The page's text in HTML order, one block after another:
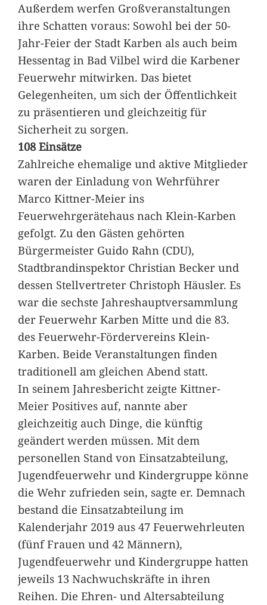
Außerdem werfen Großveranstaltungen
ihre Schatten voraus: Sowohl bei der 50-
Jahr-Feier der Stadt Karben als auch beim
Hessentag in Bad Vilbel wird die Karbener
Feuerwehr mitwirken. Das bietet
Gelegenheiten, um sich der Öffentlichkeit
zu präsentieren und gleichzeitig für
Sicherheit zu sorgen.
108 Einsätze
Zahlreiche ehemalige und aktive Mitglieder
waren der Einladung von Wehrführer
Marco Kittner-Meier ins
Feuerwehrgerätehaus nach Klein-Karben
gefolgt. Zu den Gästen gehörten
Bürgermeister Guido Rahn (CDU),
Stadtbrandinspektor Christian Becker und
dessen Stellvertreter Christoph Häusler. Es
war die sechste Jahreshauptversammlung
der Feuerwehr Karben Mitte und die 83.
des Feuerwehr-Fördervereins Klein-
Karben. Beide Veranstaltungen finden
traditionell am gleichen Abend statt.
In seinem Jahresbericht zeigte Kittner-
Meier Positives auf, nannte aber
gleichzeitig auch Dinge, die künftig
geändert werden müssen. Mit dem
personellen Stand von Einsatzabteilung,
Jugendfeuerwehr und Kindergruppe könne
die Wehr zufrieden sein, sagte er. Demnach
bestand die Einsatzabteilung im
Kalenderjahr 2019 aus 47 Feuerwehrleuten
(fünf Frauen und 42 Männern),
Jugendfeuerwehr und Kindergruppe hatten
jeweils 13 Nachwuchskräfte in ihren
Reihen. Die Ehren- und Altersabteilung